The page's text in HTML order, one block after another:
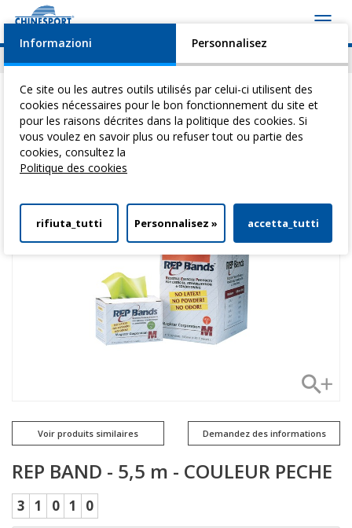
Actualités Evénements Video Download
Vous êtes ici: Home>Reeducation Active>Bandes Et Cordes Elastiques
> Rep Band - 5,5 M - Couleur Peche
Voir produits similaires Demandez des informations
REP BAND - 5,5 m - COULEUR PECHE
3 1 0 1 0
Informazioni Personnalisez
Ce site ou les autres outils utilisés par celui-ci utilisent des
cookies nécessaires pour le bon fonctionnement du site et
pour les raisons décrites dans la politique des cookies. Si
vous voulez en savoir plus ou refuser tout ou partie des
cookies, consultez la
Politique des cookies
rifiuta_tutti Personnalisez » accetta_tutti